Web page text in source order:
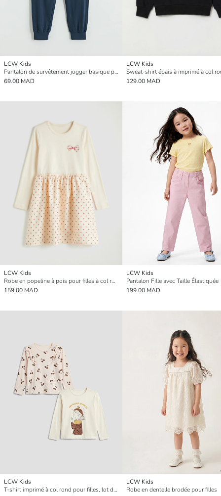
LCW Kids
Pantalon de survêtement jogger basique pour garçon
69.00 MAD
LCW Kids
129.00 MAD
LCW Kids
Robe en popeline à pois pour filles à col rond
159.00 MAD
LCW Kids
Pantalon Fille avec Taille Élastiquée
199.00 MAD
LCW Kids
T-shirt imprimé à col rond pour filles, lot de 2
LCW Kids
Robe en dentelle brodée pour filles